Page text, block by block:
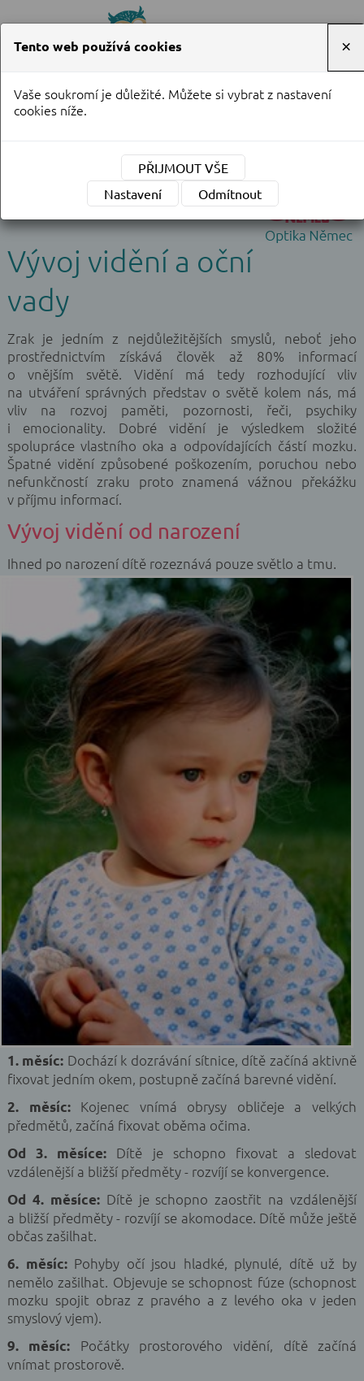
Objednání na telefonu
Vývoj vidění a oční
vady
Zrak je jedním z nejdůležitějších smyslů, neboť jeho
prostřednictvím získává člověk až 80% informací
o vnějším světě. Vidění má tedy rozhodující vliv
na utváření správných představ o světě kolem nás, má
vliv na rozvoj paměti, pozornosti, řeči, psychiky
i emocionality. Dobré vidění je výsledkem složité
spolupráce vlastního oka a odpovídajících částí mozku.
Špatné vidění způsobené poškozením, poruchou nebo
nefunkčností zraku proto znamená vážnou překážku
v příjmu informací.
Vývoj vidění od narození
Ihned po narození dítě rozeznává pouze světlo a tmu.
1. měsíc: Dochází k dozrávání sítnice, dítě začíná aktivně
fixovat jedním okem, postupně začíná barevné vidění.
2. měsíc:Kojenec vnímá obrysy obličeje a velkých
předmětů, začíná fixovat oběma očima.
Od 3. měsíce: Dítě je schopno fixovat a sledovat
vzdálenější a bližší předměty - rozvíjí se konvergence.
Od 4. měsíce:Dítě je schopno zaostřit na vzdálenější
a bližší předměty - rozvíjí se akomodace. Dítě může ještě
občas zašilhat.
6. měsíc:Pohyby očí jsou hladké, plynulé, dítě už by
nemělo zašilhat. Objevuje se schopnost fúze (schopnost
mozku spojit obraz z pravého a z levého oka v jeden
smyslový vjem).
9. měsíc: Počátky prostorového vidění, dítě začíná
vnímat prostorově.
Tento web používá cookies ×
Vaše soukromí je důležité. Můžete si vybrat z nastavení
cookies níže.
PŘIJMOUT VŠE
Nastavení
Odmítnout